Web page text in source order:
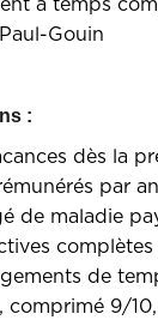
Gouin
:
dès la
par
de maladie
complètes
de
comprimé 9/